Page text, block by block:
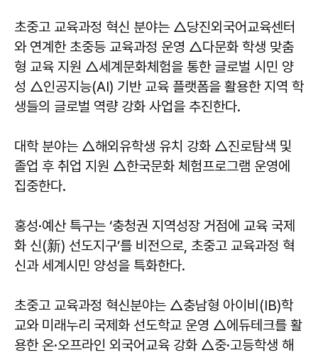
초중고 교육과정 혁신 분야는 △당진외국어교육센터
와 연계한 초중등 교육과정 운영 △다문화 학생 맞춤
형 교육 지원 △세계문화체험을 통한 글로벌 시민 양
성 △인공지능(AI) 기반 교육 플랫폼을 활용한 지역 학
생들의 글로벌 역량 강화 사업을 추진한다.
대학 분야는 △해외유학생 유치 강화 △진로탐색 및
졸업 후 취업 지원 △한국문화 체험프로그램 운영에
집중한다.
홍성·예산 특구는 ‘충청권 지역성장 거점에 교육 국제
화 신(新) 선도지구’를 비전으로, 초중고 교육과정 혁
신과 세계시민 양성을 특화한다.
초중고 교육과정 혁신분야는 △충남형 아이비(IB)학
교와 미래누리 국제화 선도학교 운영 △에듀테크를 활
용한 온·오프라인 외국어교육 강화 △중·고등학생 해